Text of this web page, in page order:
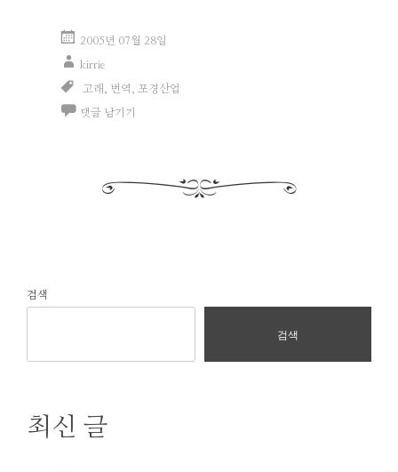
2005년 07월 28일
kirrie
고래 번역 포경산업
댓글 남기기
검색
검색
최신 글